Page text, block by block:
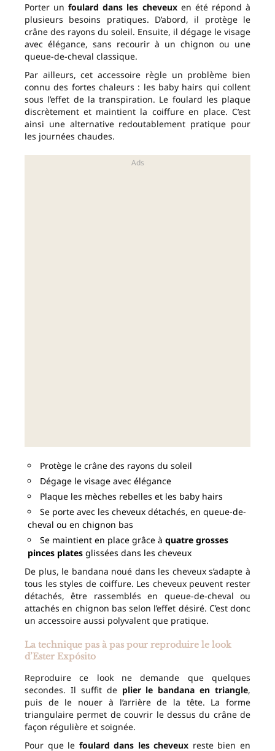
Porter unfoulard dans les cheveuxen été répond à
plusieurs besoins pratiques. D’abord, il protège le
crâne des rayons du soleil. Ensuite, il dégage le visage
avec élégance, sans recourir à un chignon ou une
queue-de-cheval classique.
Par ailleurs, cet accessoire règle un problème bien
connu des fortes chaleurs : les baby hairs qui collent
sous l’effet de la transpiration. Le foulard les plaque
discrètement et maintient la coiffure en place. C’est
ainsi une alternative redoutablement pratique pour
les journées chaudes.
Protège le crâne des rayons du soleil
Dégage le visage avec élégance
Plaque les mèches rebelles et les baby hairs
Se porte avec les cheveux détachés, en queue-de-
cheval ou en chignon bas
Se maintient en place grâce à quatre grosses
pinces plates glissées dans les cheveux
De plus, le bandana noué dans les cheveux s’adapte à
tous les styles de coiffure. Les cheveux peuvent rester
détachés, être rassemblés en queue-de-cheval ou
attachés en chignon bas selon l’effet désiré. C’est donc
un accessoire aussi polyvalent que pratique.
La technique pas à pas pour reproduire le look
d’Ester Expósito
Reproduire ce look ne demande que quelques
secondes. Il suffit de plier le bandana en triangle,
puis de le nouer à l’arrière de la tête. La forme
triangulaire permet de couvrir le dessus du crâne de
façon régulière et soignée.
Pour que le foulard dans les cheveux reste bien en